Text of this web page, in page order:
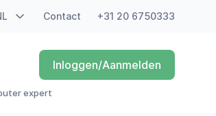
Contact +31 20 6750333
expert
Inloggen/Aanmelden